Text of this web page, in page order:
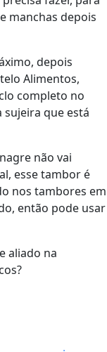
manchas depois
depois
Alimentos,
completo no
que está
não vai
esse tambor é
nos tambores em
então pode usar
aliado na